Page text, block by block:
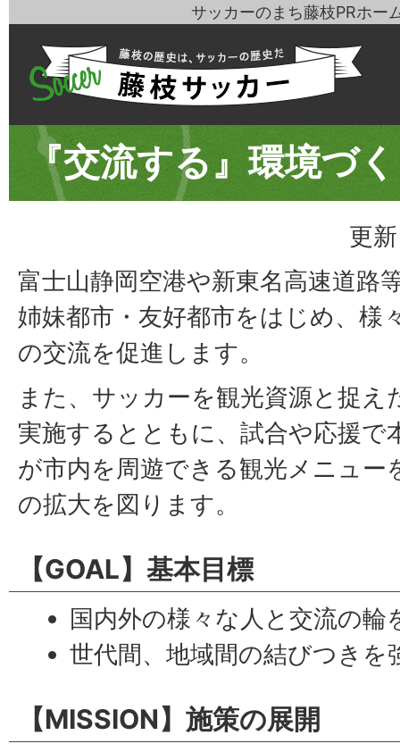
サッカーのまち藤枝PRホー
『交流する』環境づ
更
富士山静岡空港や新東名高速道路
姉妹都市・友好都市をはじめ、様
の交流を促進します。
また、サッカーを観光資源と捉
実施するとともに、試合や応援で
が市内を周遊できる観光メニュー
の拡大を図ります。
【GOAL】基本目標
国内外の様々な人と交流の輪
世代間、地域間の結びつきを
【MISSION】施策の展開